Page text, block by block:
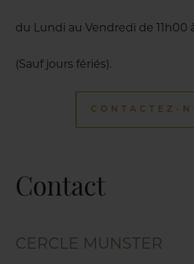
du Lundi au Vendredi de 11h00
(Sauf jours fériés).
CONTACTEZ-
Contact
CERCLE MUNSTER